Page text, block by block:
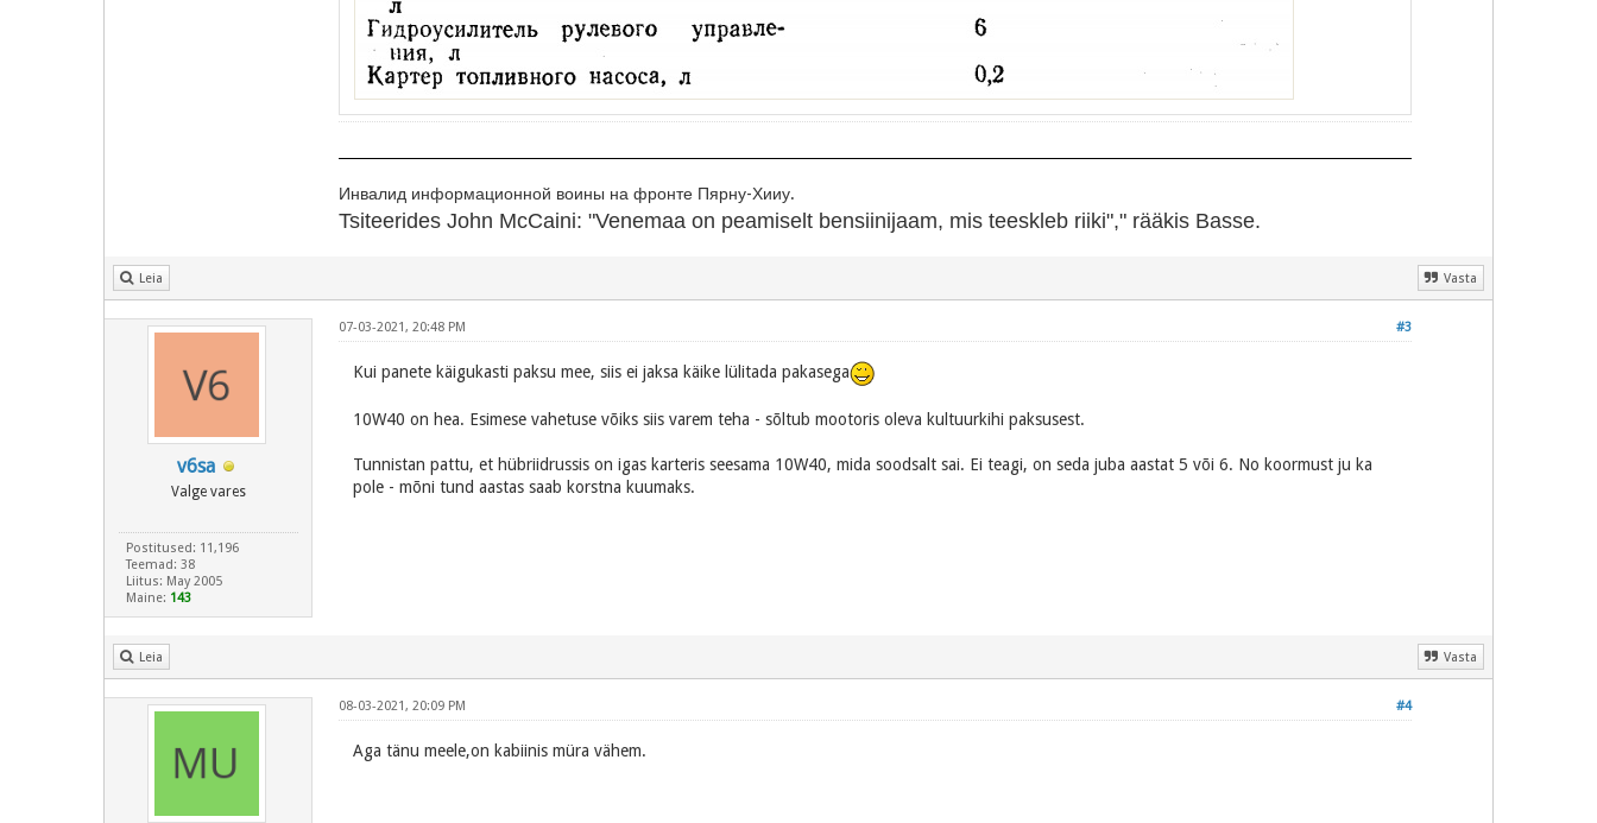
Инвалид информационной воины на фронте Пярну-Хииу.
Tsiteerides John McCaini: "Venemaa on peamiselt bensiinijaam, mis teeskleb riiki"," rääkis Basse.
Leia Vasta
v6sa
Valge vares
Postitused: 11,196
Teemad: 38
Liitus: May 2005
Maine: 143
#3
07-03-2021, 20:48 PM
Kui panete käigukasti paksu mee, siis ei jaksa käike lülitada pakasega
10W40 on hea. Esimese vahetuse võiks siis varem teha - sõltub mootoris oleva kultuurkihi paksusest.
Tunnistan pattu, et hübriidrussis on igas karteris seesama 10W40, mida soodsalt sai. Ei teagi, on seda juba aastat 5 või 6. No koormust ju ka
pole - mõni tund aastas saab korstna kuumaks.
Leia Vasta
#4
08-03-2021, 20:09 PM
Aga tänu meele,on kabiinis müra vähem.